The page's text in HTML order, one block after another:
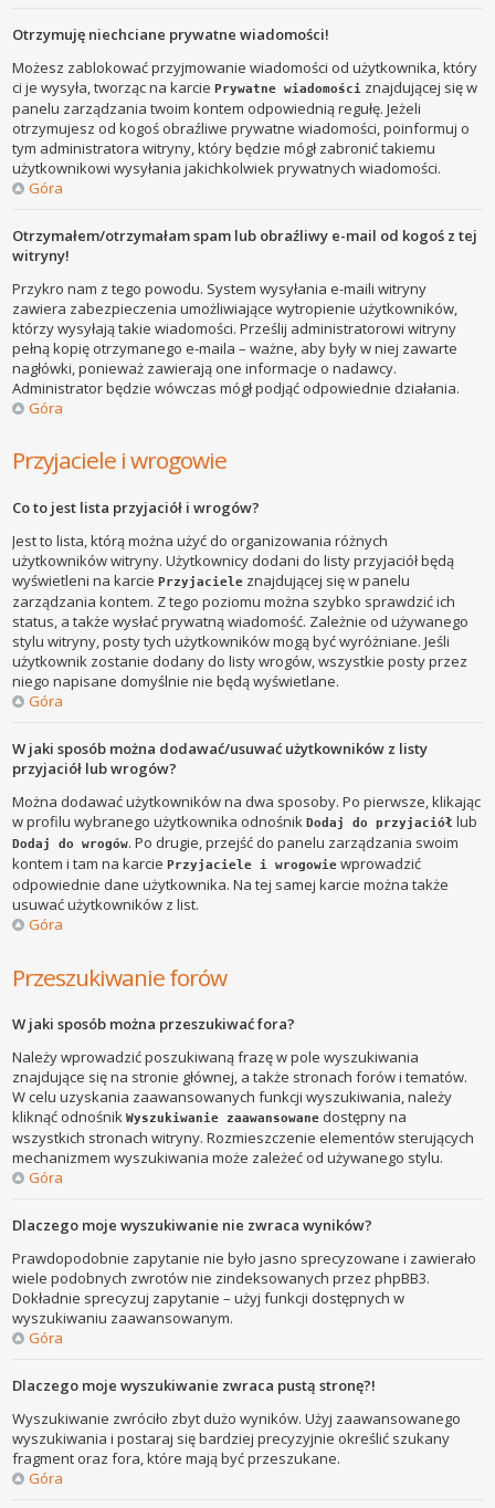
Otrzymuję niechciane prywatne wiadomości!
Możesz zablokować przyjmowanie wiadomości od użytkownika, który
ci je wysyła, tworząc na karciePrywatne wiadomości znajdującej się w
panelu zarządzania twoim kontem odpowiednią regułę. Jeżeli
otrzymujesz od kogoś obraźliwe prywatne wiadomości, poinformuj o
tym administratora witryny, który będzie mógł zabronić takiemu
użytkownikowi wysyłania jakichkolwiek prywatnych wiadomości.
Góra
Otrzymałem/otrzymałam spam lub obraźliwy e-mail od kogoś z tej
witryny!
Przykro nam z tego powodu. System wysyłania e-maili witryny
zawiera zabezpieczenia umożliwiające wytropienie użytkowników,
którzy wysyłają takie wiadomości. Prześlij administratorowi witryny
pełną kopię otrzymanego e-maila – ważne, aby były w niej zawarte
nagłówki, ponieważ zawierają one informacje o nadawcy.
Administrator będzie wówczas mógł podjąć odpowiednie działania.
Góra
Przyjaciele i wrogowie
Co to jest lista przyjaciół i wrogów?
Jest to lista, którą można użyć do organizowania różnych
użytkowników witryny. Użytkownicy dodani do listy przyjaciół będą
wyświetleni na karciePrzyjaciele znajdującej się w panelu
zarządzania kontem. Z tego poziomu można szybko sprawdzić ich
status, a także wysłać prywatną wiadomość. Zależnie od używanego
stylu witryny, posty tych użytkowników mogą być wyróżniane. Jeśli
użytkownik zostanie dodany do listy wrogów, wszystkie posty przez
niego napisane domyślnie nie będą wyświetlane.
Góra
W jaki sposób można dodawać/usuwać użytkowników z listy
przyjaciół lub wrogów?
Można dodawać użytkowników na dwa sposoby. Po pierwsze, klikając
w profilu wybranego użytkownika odnośnikDodaj do przyjaciół lub
Dodaj do wrogów. Po drugie, przejść do panelu zarządzania swoim
kontem i tam na karciePrzyjaciele i wrogowie wprowadzić
odpowiednie dane użytkownika. Na tej samej karcie można także
usuwać użytkowników z list.
Góra
Przeszukiwanie forów
W jaki sposób można przeszukiwać fora?
Należy wprowadzić poszukiwaną frazę w pole wyszukiwania
znajdujące się na stronie głównej, a także stronach forów i tematów.
W celu uzyskania zaawansowanych funkcji wyszukiwania, należy
kliknąć odnośnikWyszukiwanie zaawansowane dostępny na
wszystkich stronach witryny. Rozmieszczenie elementów sterujących
mechanizmem wyszukiwania może zależeć od używanego stylu.
Góra
Dlaczego moje wyszukiwanie nie zwraca wyników?
Prawdopodobnie zapytanie nie było jasno sprecyzowane i zawierało
wiele podobnych zwrotów nie zindeksowanych przez phpBB3.
Dokładnie sprecyzuj zapytanie – użyj funkcji dostępnych w
wyszukiwaniu zaawansowanym.
Góra
Dlaczego moje wyszukiwanie zwraca pustą stronę?!
Wyszukiwanie zwróciło zbyt dużo wyników. Użyj zaawansowanego
wyszukiwania i postaraj się bardziej precyzyjnie określić szukany
fragment oraz fora, które mają być przeszukane.
Góra